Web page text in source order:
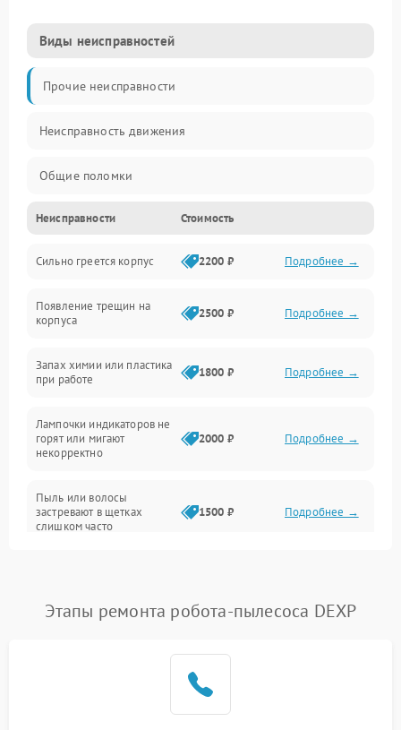
Виды неисправностей
Прочие неисправности
Неисправность движения
Общие поломки
Неисправность датчиков
Неисправность программного обеспечения
Проблемы с сигналом
Батарея
Программные сбои
Неисправности Стоимость
Сильно греется корпус 2200 ₽ Подробнее →
Появление трещин на
корпуса
2500 ₽ Подробнее →
Запах химии или пластика
при работе
1800 ₽ Подробнее →
Лампочки индикаторов не
горят или мигают
некорректно
2000 ₽ Подробнее →
Пыль или волосы
застревают в щетках
слишком часто
1500 ₽ Подробнее →
Этапы ремонта робота-пылесоса DEXP